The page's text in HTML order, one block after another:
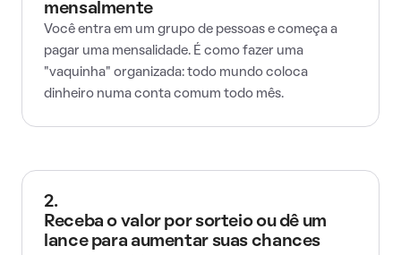
mensalmente
Você entra em um grupo de pessoas e começa a
pagar uma mensalidade. É como fazer uma
"vaquinha" organizada: todo mundo coloca
dinheiro numa conta comum todo mês.
2.
Receba o valor por sorteio ou dê um
lance para aumentar suas chances